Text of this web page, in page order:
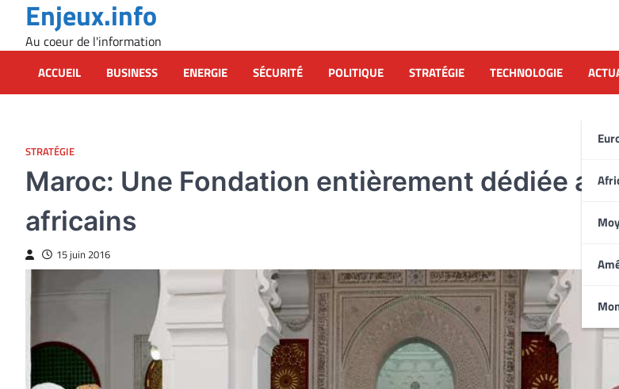
content
Enjeux.info
Au coeur de l'information
ACCUEIL BUSINESS ENERGIE SÉCURITÉ POLITIQUE STRATÉGIE TECHNOLOGIE
STRATÉGIE
Maroc: Une Fondation entièrement dédiée aux
africains
15 juin 2016